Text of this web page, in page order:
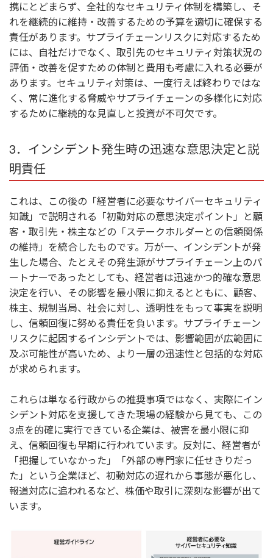
携にとどまらず、全社的なセキュリティ体制を構築し、そ
れを継続的に維持・改善するための予算を適切に確保する
責任があります。サプライチェーンリスクに対応するため
には、自社だけでなく、取引先のセキュリティ対策状況の
評価・改善を促すための体制と費用も考慮に入れる必要が
あります。セキュリティ対策は、一度行えば終わりではな
く、常に進化する脅威やサプライチェーンの多様化に対応
するために継続的な見直しと投資が不可欠です。
3．インシデント発生時の迅速な意思決定と説
明責任
これは、この後の「経営者に必要なサイバーセキュリティ
知識」で説明される「初動対応の意思決定ポイント」と顧
客・取引先・株主などの「ステークホルダーとの信頼関係
の維持」を統合したものです。万が一、インシデントが発
生した場合、たとえその発生源がサプライチェーン上のパ
ートナーであったとしても、経営者は迅速かつ的確な意思
決定を行い、その影響を最小限に抑えるとともに、顧客、
株主、規制当局、社会に対し、透明性をもって事実を説明
し、信頼回復に努める責任を負います。サプライチェーン
リスクに起因するインシデントでは、影響範囲が広範囲に
及ぶ可能性が高いため、より一層の迅速性と包括的な対応
が求められます。
これらは単なる行政からの推奨事項ではなく、実際にイン
シデント対応を支援してきた現場の経験から見ても、この
3点を的確に実行できている企業は、被害を最小限に抑
え、信頼回復も早期に行われています。反対に、経営者が
「把握していなかった」「外部の専門家に任せきりだっ
た」という企業ほど、初動対応の遅れから事態が悪化し、
報道対応に追われるなど、株価や取引に深刻な影響が出て
います。